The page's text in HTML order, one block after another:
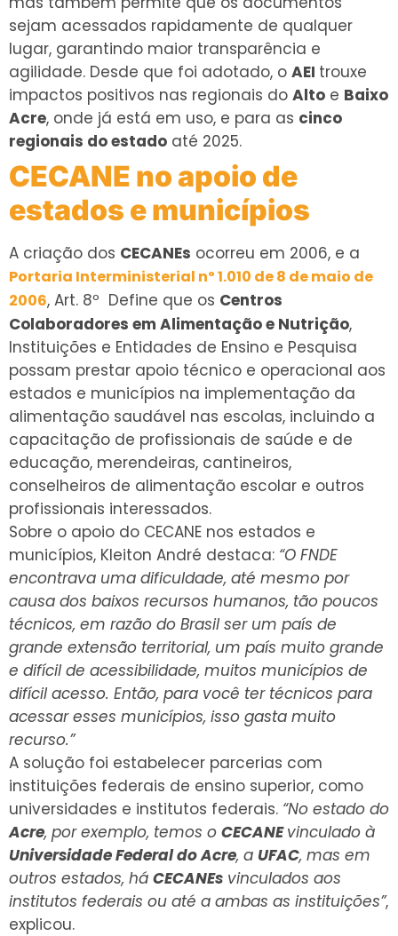
sejam acessados rapidamente de qualquer
lugar, garantindo maior transparência e
agilidade. Desde que foi adotado, o AEI trouxe
impactos positivos nas regionais do Alto e Baixo
Acre, onde já está em uso, e para as cinco
regionais do estado até 2025.
CECANE no apoio de
estados e municípios
A criação dos CECANEs ocorreu em 2006, e a
Portaria Interministerial nº 1.010 de 8 de maio de
2006, Art. 8º Define que os Centros
Colaboradores em Alimentação e Nutrição,
Instituições e Entidades de Ensino e Pesquisa
possam prestar apoio técnico e operacional aos
estados e municípios na implementação da
alimentação saudável nas escolas, incluindo a
capacitação de profissionais de saúde e de
educação, merendeiras, cantineiros,
conselheiros de alimentação escolar e outros
profissionais interessados.
Sobre o apoio do CECANE nos estados e
municípios, Kleiton André destaca: “O FNDE
encontrava uma dificuldade, até mesmo por
causa dos baixos recursos humanos, tão poucos
técnicos, em razão do Brasil ser um país de
grande extensão territorial, um país muito grande
e difícil de acessibilidade, muitos municípios de
difícil acesso. Então, para você ter técnicos para
acessar esses municípios, isso gasta muito
recurso.”
A solução foi estabelecer parcerias com
instituições federais de ensino superior, como
universidades e institutos federais. “No estado do
Acre, por exemplo, temos o CECANEvinculado à
Universidade Federal do Acre, a UFAC, mas em
outros estados, há CECANEs vinculados aos
institutos federais ou até a ambas as instituições”,
explicou.